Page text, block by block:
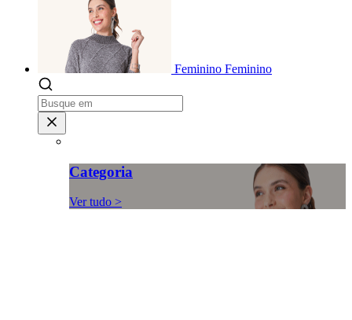
Feminino Feminino
Categoria
Ver tudo >